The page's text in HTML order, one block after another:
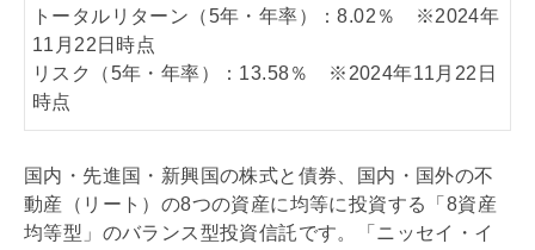
トータルリターン（5年・年率）：8.02％ ※2024年
11月22日時点
リスク（5年・年率）：13.58％ ※2024年11月22日
時点
国内・先進国・新興国の株式と債券、国内・国外の不
動産（リート）の8つの資産に均等に投資する「8資産
均等型」のバランス型投資信託です。「ニッセイ・イ